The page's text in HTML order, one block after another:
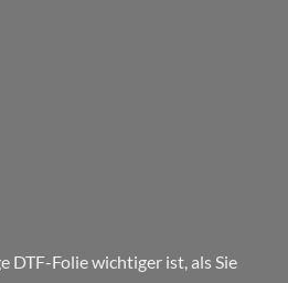
DTF-Folie wichtiger ist, als Sie